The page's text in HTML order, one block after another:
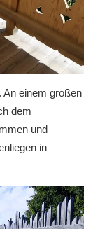
. An einem großen
dem
und
in